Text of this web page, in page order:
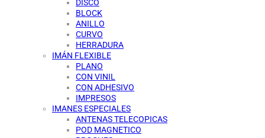
DISCO
BLOCK
ANILLO
CURVO
HERRADURA
IMÁN FLEXIBLE
PLANO
CON VINIL
CON ADHESIVO
IMPRESOS
IMANES ESPECIALES
ANTENAS TELECOPICAS
POD MAGNETICO